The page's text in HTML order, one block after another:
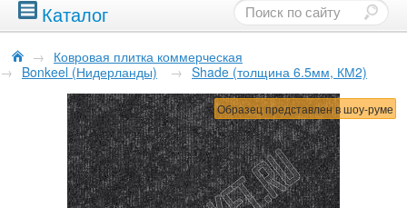
Каталог
→ Ковровая плитка коммерческая
→ Bonkeel (Нидерланды) → Shade (толщина 6.5мм, КМ2)
Образец представлен в шоу-руме